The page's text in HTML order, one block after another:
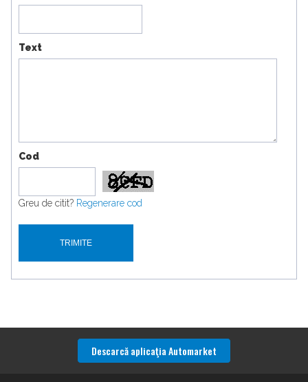
Text
Cod
Greu de citit? Regenerare cod
Descarcă aplicaţia Automarket